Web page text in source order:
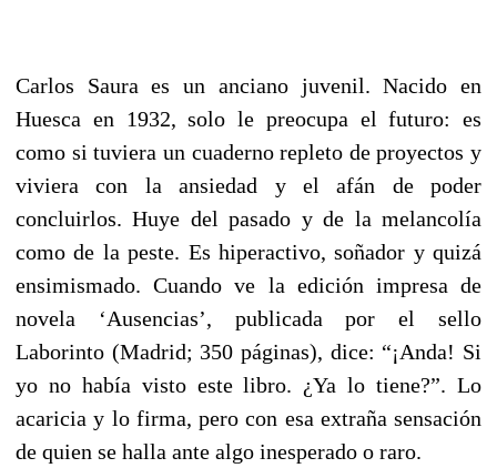
Carlos Saura es un anciano juvenil. Nacido en
Huesca en 1932, solo le preocupa el futuro: es
como si tuviera un cuaderno repleto de proyectos y
viviera con la ansiedad y el afán de poder
concluirlos. Huye del pasado y de la melancolía
como de la peste. Es hiperactivo, soñador y quizá
ensimismado. Cuando ve la edición impresa de
novela ‘Ausencias’, publicada por el sello
Laborinto (Madrid; 350 páginas), dice: “¡Anda! Si
yo no había visto este libro. ¿Ya lo tiene?”. Lo
acaricia y lo firma, pero con esa extraña sensación
de quien se halla ante algo inesperado o raro.